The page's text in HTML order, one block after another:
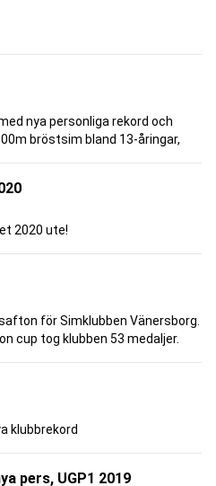
nya personliga rekord och
bröstsim bland 13-åringar,
2020 ute!
för Simklubben Vänersborg.
cup tog klubben 53 medaljer.
klubbrekord
pers, UGP1 2019